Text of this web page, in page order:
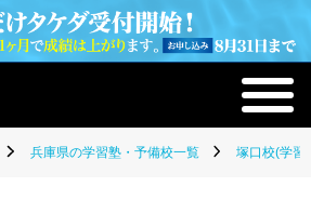
兵庫県の学習塾・予備校一覧 塚口校(学習